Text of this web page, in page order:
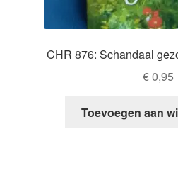
CHR 876: Schandaal
€0,95
Toevoegen aan